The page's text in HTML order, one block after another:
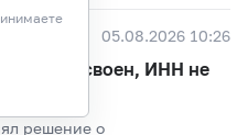
05.08.2026 10:26
не присвоен, ИНН не
решение о